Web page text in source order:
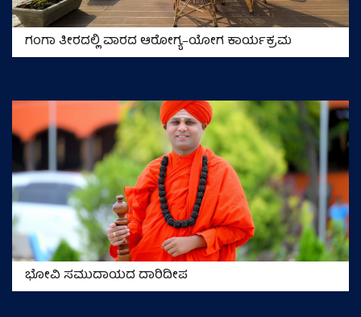
ಗಂಗಾ ತೀರದಲ್ಲಿ ವಾರದ ಆರೋಗ್ಯ–ಯೋಗ ಕಾರ್ಯಕ್ರಮ
ಭೋವಿ ಸಮುದಾಯದ ದಾರಿದೀಪ